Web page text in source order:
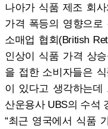
나아가 식품 제조 회
가격 폭등의 영향으로
소매업 협회(British
인상이 식품 가격 상
을 접한 소비자들은
이 있다고 생각하는
산운용사 UBS의 수석
“최근 영국에서 식품